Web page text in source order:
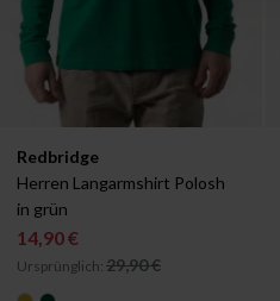
Verfügbar in:
Redbridge
Herren Langarmshirt Polosh
in grün
14,90 €
Ursprünglich: 29,90 €